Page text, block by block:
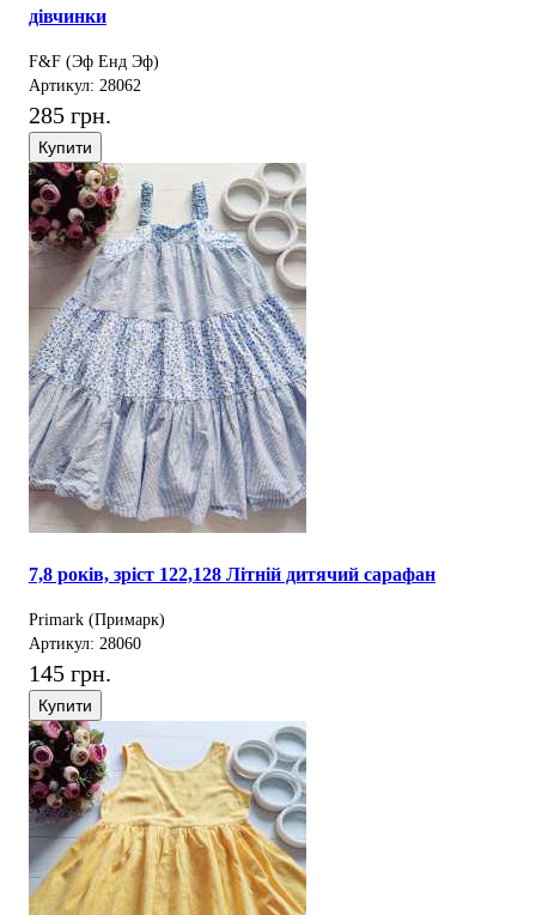
дівчинки
F&F (Эф Енд Эф)
Артикул: 28062
285 грн.
Купити
7,8 років, зріст 122,128 Літній дитячий сарафан
Primark (Примарк)
Артикул: 28060
145 грн.
Купити